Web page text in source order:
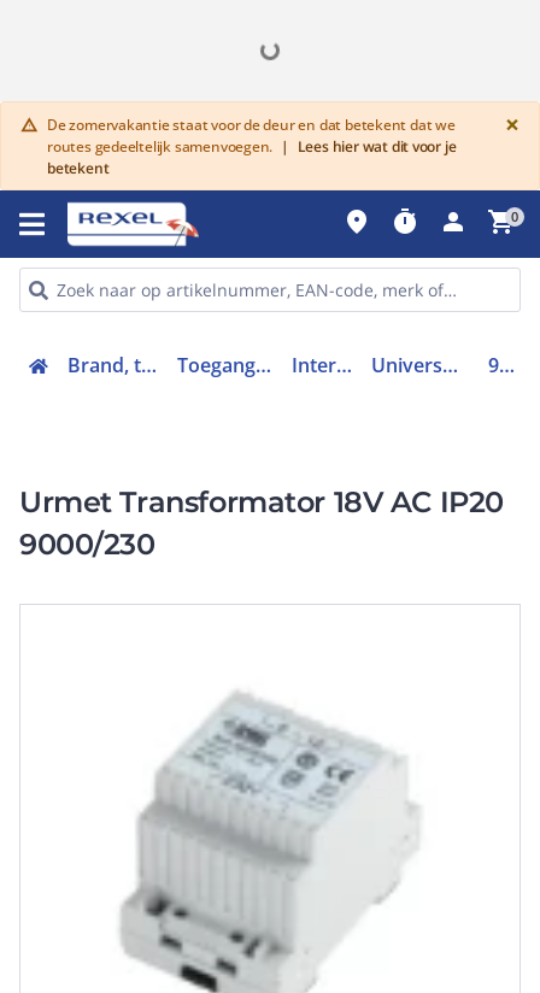
warning De zomervakantie staat voor de deur en dat betekent dat we
routes gedeeltelijk samenvoegen. |
Lees hier wat dit voor je
betekent
×
place timer person shopping_cart0
Brand, toegang en inbraak Toegangscontrolesystemen Intercomsystemen Universele voedingseenheid 9000/230
Urmet Transformator 18V AC IP20
9000/230